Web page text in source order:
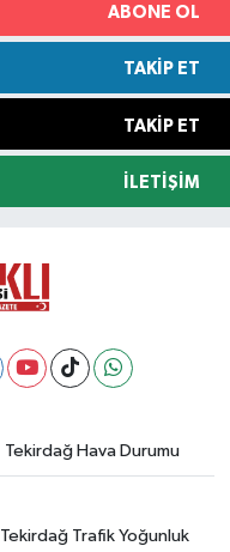
ABONE OL
TAKIP ET
TAKIP ET
İLETIŞIM
Tekirdağ Hava Durumu
Tekirdağ Trafik Yoğunluk